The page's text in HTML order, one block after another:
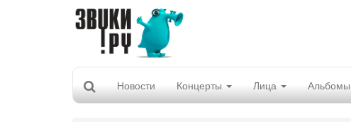
Новости Концерты Лица Альбомы